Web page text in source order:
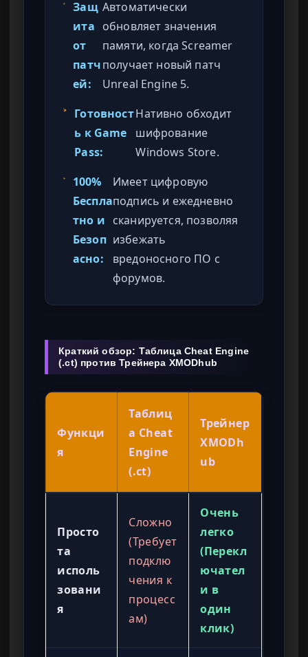
Защ
ита
от
патч
ей:
Автоматически
обновляет значения
памяти, когда Screamer
получает новый патч
Unreal Engine 5.
Готовност
ь к Game
Pass:
Нативно обходит
шифрование
Windows Store.
100%
Беспла
тно и
Безоп
асно:
Имеет цифровую
подпись и ежедневно
сканируется, позволяя
избежать
вредоносного ПО с
форумов.
Краткий обзор: Таблица Cheat Engine
(.ct) против Трейнера XMODhub
Функци
я
Таблиц
а Cheat
Engine
(.ct)
Трейнер
XMODh
ub
Просто
та
исполь
зовани
я
Сложно
(Требует
подклю
чения к
процесс
ам)
Очень
легко
(Перекл
ючател
и в
один
клик)